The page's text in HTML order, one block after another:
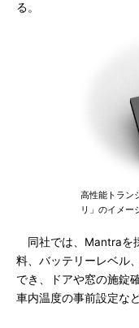
る。
高性能トラン
リ」のイメー
同社では、Mantraを
料、バッテリーレベル
でき、ドアや窓の施錠
車内温度の事前設定な